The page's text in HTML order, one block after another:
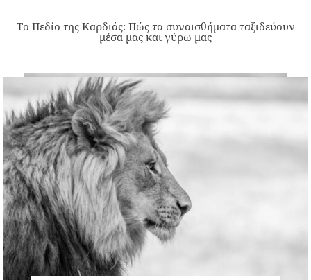
Το Πεδίο της Καρδιάς: Πώς τα συναισθήματα ταξιδεύουν
μέσα μας και γύρω μας